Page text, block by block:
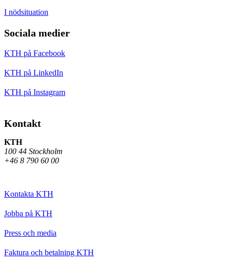
I nödsituation
Sociala medier
KTH på Facebook
KTH på LinkedIn
KTH på Instagram
Kontakt
KTH
100 44 Stockholm
+46 8 790 60 00
Kontakta KTH
Jobba på KTH
Press och media
Faktura och betalning KTH